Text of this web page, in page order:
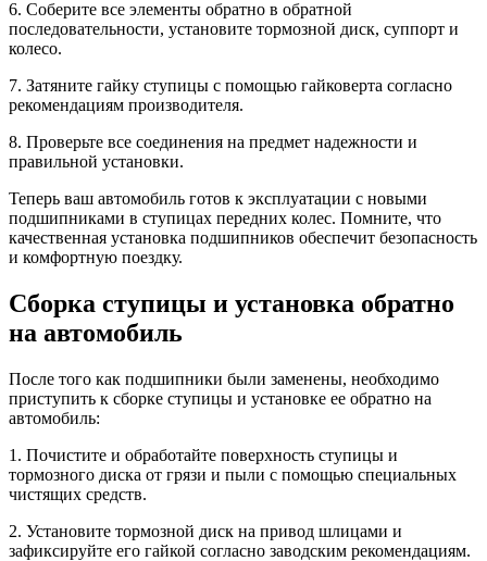
6. Соберите все элементы обратно в обратной
последовательности, установите тормозной диск, суппорт и
колесо.
7. Затяните гайку ступицы с помощью гайковерта согласно
рекомендациям производителя.
8. Проверьте все соединения на предмет надежности и
правильной установки.
Теперь ваш автомобиль готов к эксплуатации с новыми
подшипниками в ступицах передних колес. Помните, что
качественная установка подшипников обеспечит безопасность
и комфортную поездку.
Сборка ступицы и установка обратно
на автомобиль
После того как подшипники были заменены, необходимо
приступить к сборке ступицы и установке ее обратно на
автомобиль:
1. Почистите и обработайте поверхность ступицы и
тормозного диска от грязи и пыли с помощью специальных
чистящих средств.
2. Установите тормозной диск на привод шлицами и
зафиксируйте его гайкой согласно заводским рекомендациям.